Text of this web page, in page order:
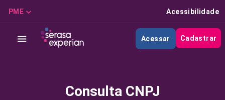
PME Acessibilidade
Acessar Cadastrar
Consulta CNPJ